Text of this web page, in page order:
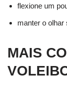
flexione um
manter o olhar
MAIS